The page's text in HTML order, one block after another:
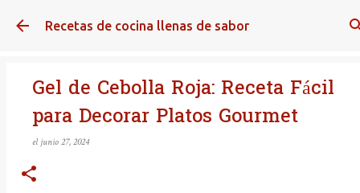
Ir al contenido principal
Recetas de cocina llenas de sabor
Gel de Cebolla Roja: Receta Fácil
para Decorar Platos Gourmet
el junio 27, 2024